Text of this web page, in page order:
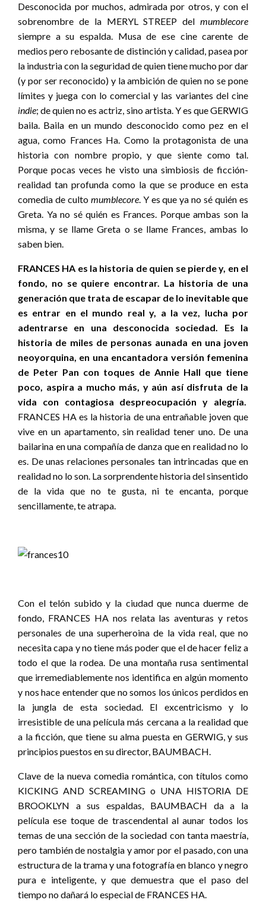
Desconocida por muchos, admirada por otros, y con el
sobrenombre de la MERYL STREEP del mumblecore
siempre a su espalda. Musa de ese cine carente de
medios pero rebosante de distinción y calidad, pasea por
la industria con la seguridad de quien tiene mucho por dar
(y por ser reconocido) y la ambición de quien no se pone
límites y juega con lo comercial y las variantes del cine
indie; de quien no es actriz, sino artista. Y es que GERWIG
baila. Baila en un mundo desconocido como pez en el
agua, como Frances Ha. Como la protagonista de una
historia con nombre propio, y que siente como tal.
Porque pocas veces he visto una simbiosis de ficción-
realidad tan profunda como la que se produce en esta
comedia de culto mumblecore. Y es que ya no sé quién es
Greta. Ya no sé quién es Frances. Porque ambas son la
misma, y se llame Greta o se llame Frances, ambas lo
saben bien.
FRANCES HA es la historia de quien se pierde y, en el
fondo, no se quiere encontrar. La historia de una
generación que trata de escapar de lo inevitable que
es entrar en el mundo real y, a la vez, lucha por
adentrarse en una desconocida sociedad. Es la
historia de miles de personas aunada en una joven
neoyorquina, en una encantadora versión femenina
de Peter Pan con toques de Annie Hall que tiene
poco, aspira a mucho más, y aún así disfruta de la
vida con contagiosa despreocupación y alegría.
FRANCES HA es la historia de una entrañable joven que
vive en un apartamento, sin realidad tener uno. De una
bailarina en una compañía de danza que en realidad no lo
es. De unas relaciones personales tan intrincadas que en
realidad no lo son. La sorprendente historia del sinsentido
de la vida que no te gusta, ni te encanta, porque
sencillamente, te atrapa.
Con el telón subido y la ciudad que nunca duerme de
fondo, FRANCES HA nos relata las aventuras y retos
personales de una superheroina de la vida real, que no
necesita capa y no tiene más poder que el de hacer feliz a
todo el que la rodea. De una montaña rusa sentimental
que irremediablemente nos identifica en algún momento
y nos hace entender que no somos los únicos perdidos en
la jungla de esta sociedad. El excentricismo y lo
irresistible de una película más cercana a la realidad que
a la ficción, que tiene su alma puesta en GERWIG, y sus
principios puestos en su director, BAUMBACH.
Clave de la nueva comedia romántica, con títulos como
KICKING AND SCREAMING o UNA HISTORIA DE
BROOKLYN a sus espaldas, BAUMBACH da a la
película ese toque de trascendental al aunar todos los
temas de una sección de la sociedad con tanta maestría,
pero también de nostalgia y amor por el pasado, con una
estructura de la trama y una fotografía en blanco y negro
pura e inteligente, y que demuestra que el paso del
tiempo no dañará lo especial de FRANCES HA.